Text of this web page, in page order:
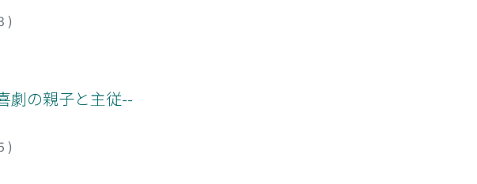
)
劇の親子と主従--
)